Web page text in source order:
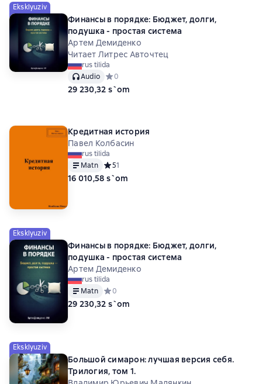
Eksklyuziv
Финансы в порядке: Бюджет, долги,
подушка - простая система
Артем Демиденко
Читает Литрес Авточтец
rus tilida
Audio
Средний рейтинг 0 на основе 0 оценок
0
29 230,32 s`om
Кредитная история
Павел Колбасин
rus tilida
Matn
Средний рейтинг 5 на основе 1 оценок
51
16 010,58 s`om
Eksklyuziv
Финансы в порядке: Бюджет, долги,
подушка - простая система
Артем Демиденко
rus tilida
Matn
Средний рейтинг 0 на основе 0 оценок
0
29 230,32 s`om
Eksklyuziv
Большой симарон: лучшая версия себя.
Трилогия, том 1.